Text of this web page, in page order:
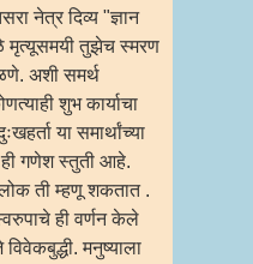
नेत्र दिव्य "ज्ञान
मृत्यूसमयी तुझेच स्मरण
अशी समर्थ
शुभ कार्याचा
या समार्थांच्या
गणेश स्तुती आहे.
ती म्हणू शकतात .
ही वर्णन केले
मनुष्याला